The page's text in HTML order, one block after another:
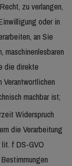
zu verlangen,
oder in
an Sie
die direkte
Verantwortlichen
machbar ist;
Widerspruch
die Verarbeitung
lit. f DS-GVO